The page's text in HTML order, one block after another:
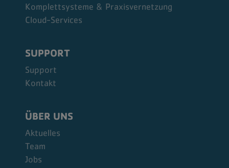
Komplettsysteme & Praxisvernetzung
Cloud-Services
SUPPORT
Support
Kontakt
ÜBER UNS
Aktuelles
Team
Jobs